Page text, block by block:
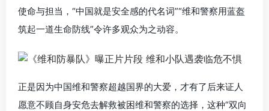
使命与担当，“中国就是安全感的代名词”“维和警察用蓝盔
筑起一道生命防线”令许多观众为之动容。
正是因为中国维和警察超越国界的大爱，才有了后来证人
愿意不顾自身安危去解救被困维和警察的选择，这种“双向